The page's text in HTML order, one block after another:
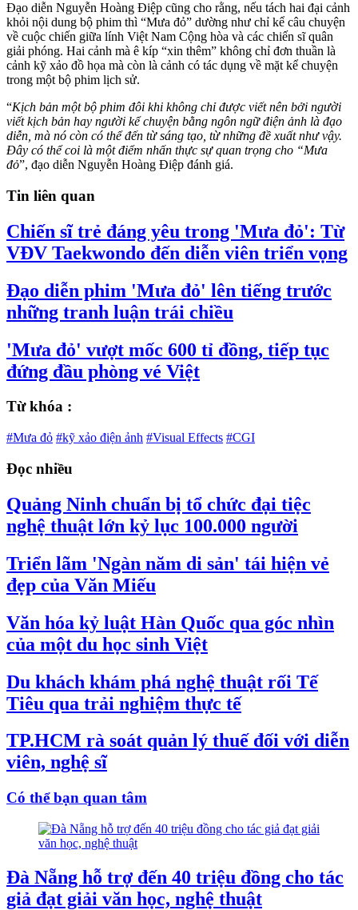
Đạo diễn Nguyễn Hoàng Điệp cũng cho rằng, nếu tách hai đại cảnh
khỏi nội dung bộ phim thì “Mưa đỏ” dường như chỉ kể câu chuyện
về cuộc chiến giữa lính Việt Nam Cộng hòa và các chiến sĩ quân
giải phóng. Hai cảnh mà ê kíp “xin thêm” không chỉ đơn thuần là
cảnh kỹ xảo đồ họa mà còn là cảnh có tác dụng về mặt kể chuyện
trong một bộ phim lịch sử.
“Kịch bản một bộ phim đôi khi không chỉ được viết nên bởi người
viết kịch bản hay người kể chuyện bằng ngôn ngữ điện ảnh là đạo
diễn, mà nó còn có thể đến từ sáng tạo, từ những đề xuất như vậy.
Đây có thể coi là một điểm nhấn thực sự quan trọng cho “Mưa
đỏ”, đạo diễn Nguyễn Hoàng Điệp đánh giá.
Tin liên quan
Chiến sĩ trẻ đáng yêu trong 'Mưa đỏ': Từ
VĐV Taekwondo đến diễn viên triển vọng
Đạo diễn phim 'Mưa đỏ' lên tiếng trước
những tranh luận trái chiều
'Mưa đỏ' vượt mốc 600 tỉ đồng, tiếp tục
đứng đầu phòng vé Việt
Từ khóa :
#Mưa đỏ #kỹ xảo điện ảnh #Visual Effects #CGI
Đọc nhiều
Quảng Ninh chuẩn bị tổ chức đại tiệc
nghệ thuật lớn kỷ lục 100.000 người
Triển lãm 'Ngàn năm di sản' tái hiện vẻ
đẹp của Văn Miếu
Văn hóa kỷ luật Hàn Quốc qua góc nhìn
của một du học sinh Việt
Du khách khám phá nghệ thuật rối Tế
Tiêu qua trải nghiệm thực tế
TP.HCM rà soát quản lý thuế đối với diễn
viên, nghệ sĩ
Có thể bạn quan tâm
Đà Nẵng hỗ trợ đến 40 triệu đồng cho tác
giả đạt giải văn học, nghệ thuật